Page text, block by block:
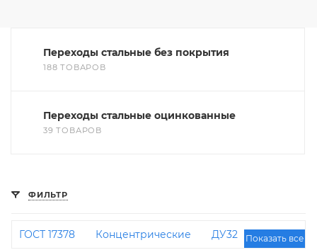
Переходы стальные без покрытия
188 ТОВАРОВ
Переходы стальные оцинкованные
39 ТОВАРОВ
ФИЛЬТР
ГОСТ 17378 Концентрические
ДУ32
Показать все